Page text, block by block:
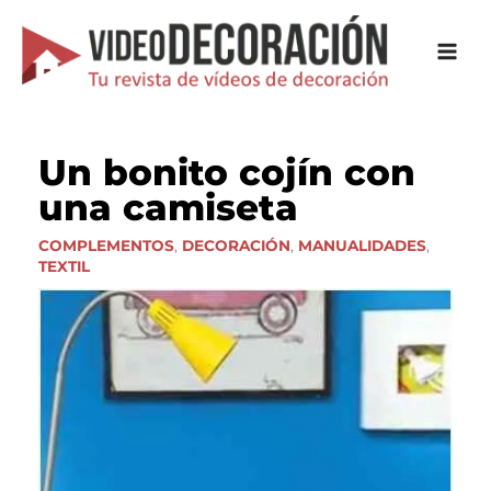
contenido
Un bonito cojín con
una camiseta
COMPLEMENTOS, DECORACIÓN, MANUALIDADES,
TEXTIL